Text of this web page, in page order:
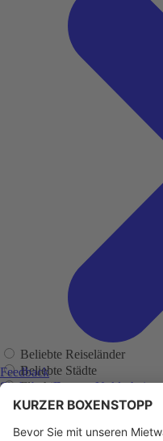
Feedback
Sie haben Fragen,
zurückliegenden Buchung?
Beliebte Reiseländer
Beliebte Städte
Flughäfen
Regionen
Adelaide Flughafen